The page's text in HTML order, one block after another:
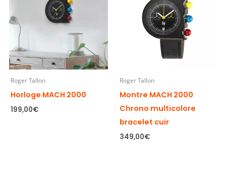
Roger Tallon
Horloge MACH 2000
199,00€
Roger Tallon
Montre MACH 2000
Chrono multicolore
bracelet cuir
349,00€